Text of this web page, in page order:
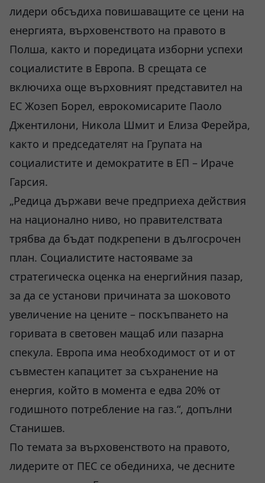
лидери обсъдиха повишаващите се цени на
енергията, върховенството на правото в
Полша, както и поредицата изборни успехи
социалистите в Европа. В срещата се
включиха още върховният представител на
ЕС Жозеп Борел, еврокомисарите Паоло
Джентилони, Никола Шмит и Елиза Ферейра,
както и председателят на Групата на
социалистите и демократите в ЕП – Ираче
Гарсия.
„Редица държави вече предприеха действия
на национално ниво, но правителствата
трябва да бъдат подкрепени в дългосрочен
план. Социалистите настояваме за
стратегическа оценка на енергийния пазар,
за да се установи причината за шоковото
увеличение на цените – поскъпването на
горивата в световен мащаб или пазарна
спекула. Европа има необходимост от и от
съвместен капацитет за съхранение на
енергия, който в момента е едва 20% от
годишното потребление на газ.“, допълни
Станишев.
По темата за върховенството на правото,
лидерите от ПЕС се обединиха, че десните